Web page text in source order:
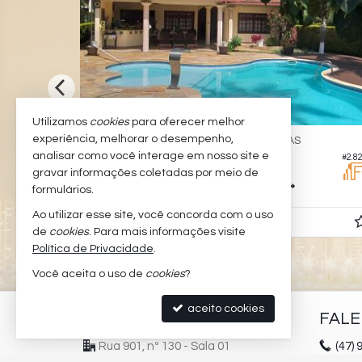
#3.126
BALNEÁRIO CAMBORIÚ - TAQUARAS
Casa
R$ 5.900.000,
PADILHA IMÓVEIS
Rua 901, nº 130 - Sala 01
(47)
Utilizamos cookiespara oferecer melhor
experiência, melhorar o desempenho,
analisar como você interage em nosso site e
gravar informações coletadas por meio de
formulários.
Ao utilizar esse site, você concorda com o uso
de cookies. Para mais informações visite
Política de Privacidade.
Você aceita o uso de cookies?
aceito cookies